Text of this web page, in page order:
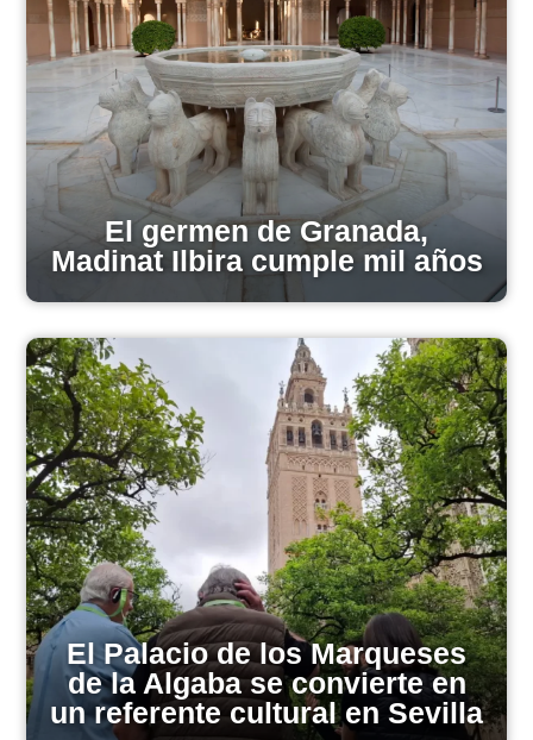
El germen de Granada,
Madinat Ilbira cumple mil años
El Palacio de los Marqueses
de la Algaba se convierte en
un referente cultural en Sevilla